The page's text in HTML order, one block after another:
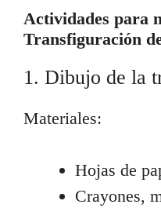
Actividades para
Transfiguración
1. Dibujo de la
Materiales:
Hojas de
Crayones,